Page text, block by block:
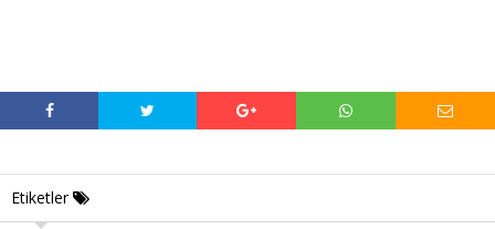
Etiketler